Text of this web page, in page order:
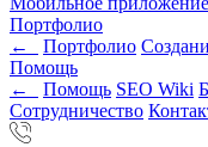
Портфолио
←
Портфолио
Помощь
←
Помощь SEO Wiki
Сотрудничество